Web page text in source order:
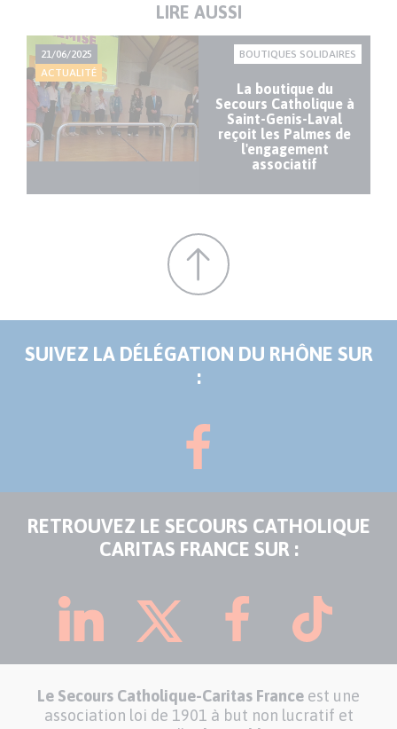
LIRE AUSSI
21/06/2025
ACTUALITÉ
BOUTIQUES SOLIDAIRES
La boutique du
Secours Catholique à
Saint-Genis-Laval
reçoit les Palmes de
l'engagement
associatif
SUIVEZ LA DÉLÉGATION DU RHÔNE SUR
:
RETROUVEZ LE SECOURS CATHOLIQUE
CARITAS FRANCE SUR :
Le Secours Catholique-Caritas France est une
association loi de 1901 à but non lucratif et